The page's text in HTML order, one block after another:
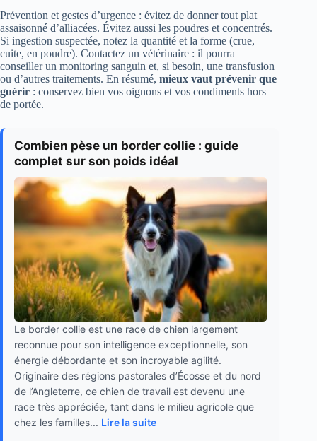
Prévention et gestes d’urgence : évitez de donner tout plat
assaisonné d’alliacées. Évitez aussi les poudres et concentrés.
Si ingestion suspectée, notez la quantité et la forme (crue,
cuite, en poudre). Contactez un vétérinaire : il pourra
conseiller un monitoring sanguin et, si besoin, une transfusion
ou d’autres traitements. En résumé, mieux vaut prévenir que
guérir : conservez bien vos oignons et vos condiments hors
de portée.
Combien pèse un border collie : guide
complet sur son poids idéal
Le border collie est une race de chien largement
reconnue pour son intelligence exceptionnelle, son
énergie débordante et son incroyable agilité.
Originaire des régions pastorales d’Écosse et du nord
de l’Angleterre, ce chien de travail est devenu une
race très appréciée, tant dans le milieu agricole que
chez les familles... Lire la suite